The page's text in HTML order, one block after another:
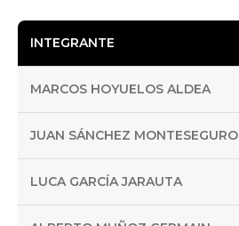
INTEGRANTE
MARCOS HOYUELOS ALDEA
JUAN SÁNCHEZ MONTESEGURO
LUCA GARCÍA JARAUTA